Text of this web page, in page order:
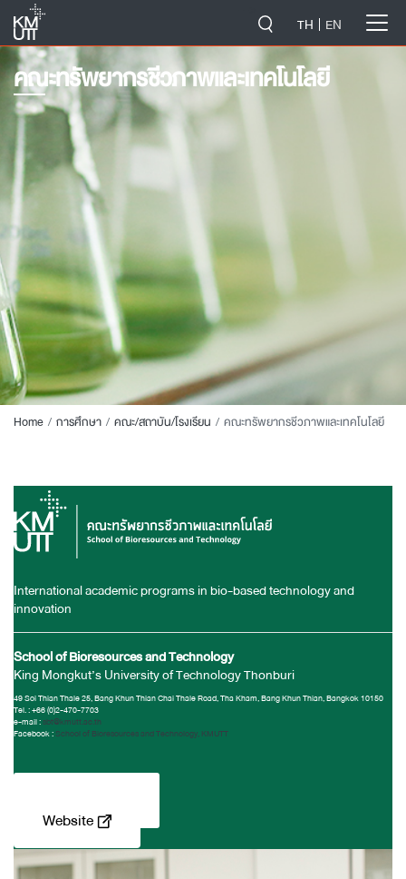
TH EN
คณะทรัพยากรชีวภาพและเทคโนโลยี
Home การศึกษา คณะ/สถาบัน/โรงเรียน คณะทรัพยากรชีวภาพและเทคโนโลยี
International academic programs in bio-based technology and
innovation
School of Bioresources and Technology
King Mongkut’s University of Technology Thonburi
49 Soi Thian Thale 25, Bang Khun Thian Chai Thale Road, Tha Kham, Bang Khun Thian, Bangkok 10150
Tel. : +66 (0)2-470-7703
e-mail :sbt@kmutt.ac.th
Facebook :School of Bioresources and Technology, KMUTT
Website